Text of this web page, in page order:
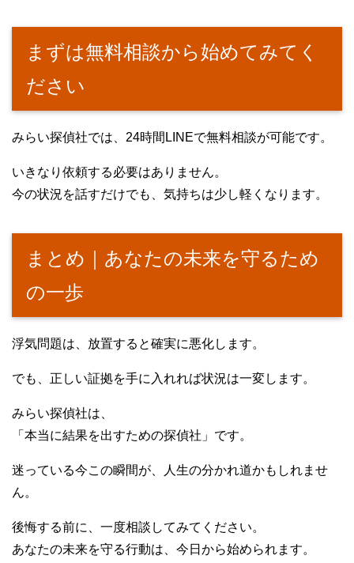
まずは無料相談から始めてみてく
ださい
みらい探偵社では、24時間LINEで無料相談が可能です。
いきなり依頼する必要はありません。
今の状況を話すだけでも、気持ちは少し軽くなります。
まとめ｜あなたの未来を守るため
の一歩
浮気問題は、放置すると確実に悪化します。
でも、正しい証拠を手に入れれば状況は一変します。
みらい探偵社は、
「本当に結果を出すための探偵社」です。
迷っている今この瞬間が、人生の分かれ道かもしれませ
ん。
後悔する前に、一度相談してみてください。
あなたの未来を守る行動は、今日から始められます。